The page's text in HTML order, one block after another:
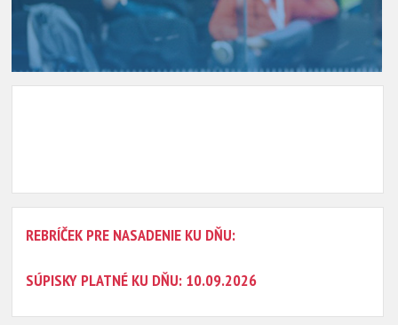
REBRÍČEK PRE NASADENIE KU DŇU:
SÚPISKY PLATNÉ KU DŇU: 10.09.2026